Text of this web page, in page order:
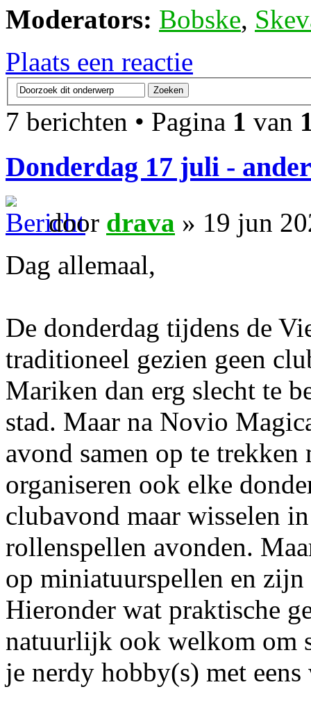
Moderators: Bobske,
Plaats een reactie
7 berichten • Pagina 1 van
Donderdag 17 juli -
door drava » 19 jun
Dag allemaal,
De donderdag tijdens de
traditioneel gezien geen
Mariken dan erg slecht te
stad. Maar na Novio
avond samen op te
organiseren ook elke
clubavond maar wisselen
rollenspellen avonden.
op miniatuurspellen en
Hieronder wat praktische
natuurlijk ook welkom om
je nerdy hobby(s) met eens